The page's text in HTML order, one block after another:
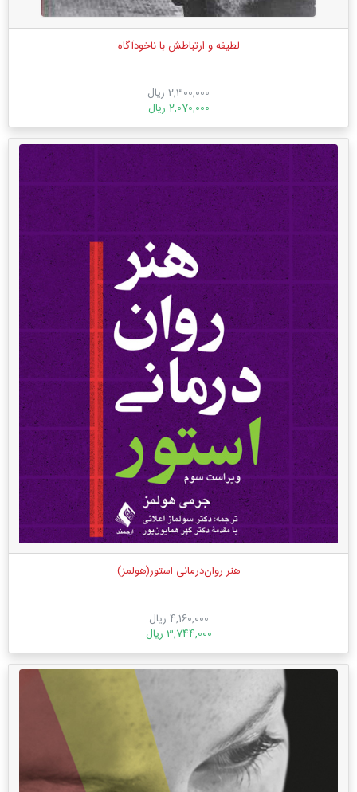
لطیفه و ارتباطش با ناخودآگاه
2,300,000 ریال
2,070,000 ریال
هنر روان‌درمانی استور(هولمز)
4,160,000 ریال
3,744,000 ریال